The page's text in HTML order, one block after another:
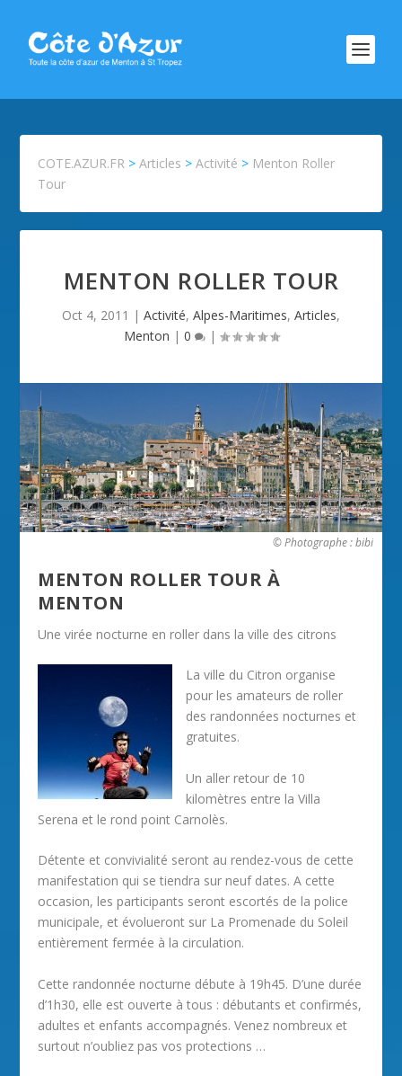
COTE.AZUR.FR >Articles >Activité > Menton Roller
Tour
MENTON ROLLER TOUR
Oct 4, 2011 | Activité, Alpes-Maritimes, Articles,
Menton | 0 |
© Photographe : bibi
MENTON ROLLER TOUR À
MENTON
Une virée nocturne en roller dans la ville des citrons
La ville du Citron organise
pour les amateurs de roller
des randonnées nocturnes et
gratuites.
Un aller retour de 10
kilomètres entre la Villa
Serena et le rond point Carnolès.
Détente et convivialité seront au rendez-vous de cette
manifestation qui se tiendra sur neuf dates. A cette
occasion, les participants seront escortés de la police
municipale, et évolueront sur La Promenade du Soleil
entièrement fermée à la circulation.
Cette randonnée nocturne débute à 19h45. D’une durée
d’1h30, elle est ouverte à tous : débutants et confirmés,
adultes et enfants accompagnés. Venez nombreux et
surtout n’oubliez pas vos protections …